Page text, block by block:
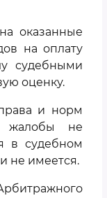
оказанные
на оплату
судебными
оценку.
и норм
жалобы не
в судебном
не имеется.